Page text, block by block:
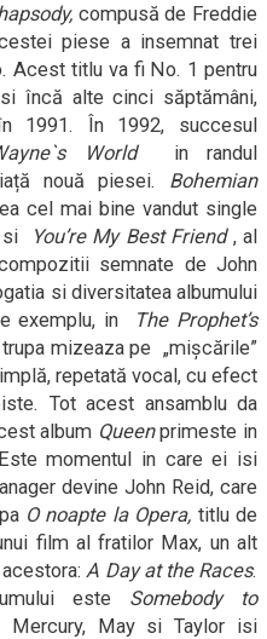
compusă de Freddie
piese a insemnat trei
Acest titlu va fi No. 1 pentru
încă alte cinci săptămâni,
1991. În 1992, succesul
World
in randul
ță nouă piesei. Bohemian
cel mai bine vandut single
You’re My Best Friend, al
semnate de John
si diversitatea albumului
exemplu, in
The Prophet’s
mizeaza pe „mișcările”
repetată vocal, cu efect
Tot acest ansamblu da
album Queenprimeste in
momentul in care ei isi
devine John Reid, care
O noapte la Opera, titlu de
film al fratilor Max, un alt
acestora:A Day at the Races.
este Somebody to
Mercury, May si Taylor isi